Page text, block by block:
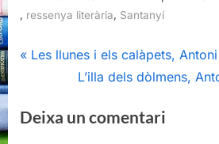
, ressenya literària, Santanyí
Navegació
P
v
Les llunes i els calàpets,
N
x
L’illa dels dòlmens,
Deixa un comentari